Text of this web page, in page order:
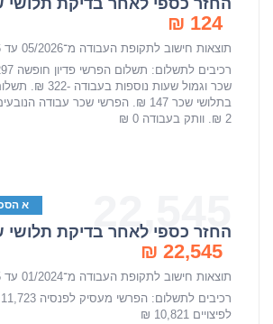
124 ₪
תוצאות חישוב לתקופת העבודה מ־05/2026 עד 07/2026
שכר וגמול שעות
בתלושי שכר 147 ₪. הפרשי שכר עבודה
2 ₪. וותק בעבודה 0 ₪
22,545 א
החזר כספי לאחר בדיקת תלושי
22,545 ₪
תוצאות חישוב לתקופת העבודה מ־01/2024 עד 11/2025
לפיצויים 10,821 ₪